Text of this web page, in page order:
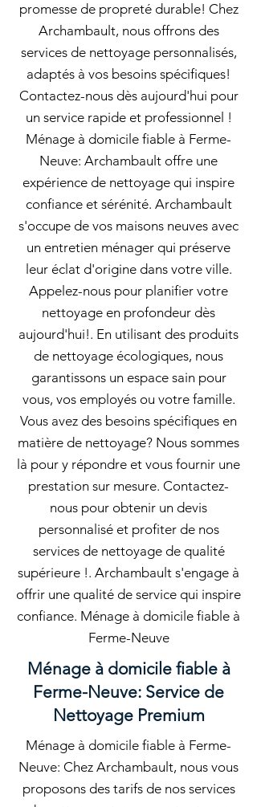
promesse de propreté durable! Chez
Archambault, nous offrons des
services de nettoyage personnalisés,
adaptés à vos besoins spécifiques!
Contactez-nous dès aujourd'hui pour
un service rapide et professionnel !
Ménage à domicile fiable à Ferme-
Neuve: Archambault offre une
expérience de nettoyage qui inspire
confiance et sérénité. Archambault
s'occupe de vos maisons neuves avec
un entretien ménager qui préserve
leur éclat d'origine dans votre ville.
Appelez-nous pour planifier votre
nettoyage en profondeur dès
aujourd'hui!. En utilisant des produits
de nettoyage écologiques, nous
garantissons un espace sain pour
vous, vos employés ou votre famille.
Vous avez des besoins spécifiques en
matière de nettoyage? Nous sommes
là pour y répondre et vous fournir une
prestation sur mesure. Contactez-
nous pour obtenir un devis
personnalisé et profiter de nos
services de nettoyage de qualité
supérieure !. Archambault s'engage à
offrir une qualité de service qui inspire
confiance. Ménage à domicile fiable à
Ferme-Neuve
Ménage à domicile fiable à
Ferme-Neuve: Service de
Nettoyage Premium
Ménage à domicile fiable à Ferme-
Neuve: Chez Archambault, nous vous
proposons des tarifs de nos services